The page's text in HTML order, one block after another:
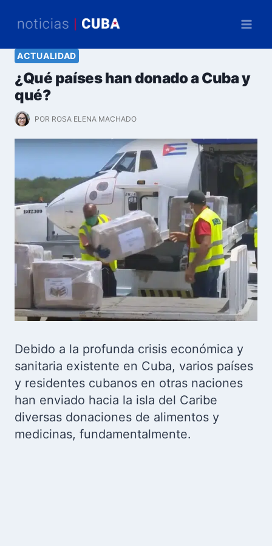
ACTUALIDAD
¿Qué países han donado a Cuba y
qué?
POR ROSA ELENA MACHADO
Debido a la profunda crisis económica y
sanitaria existente en Cuba, varios países
y residentes cubanos en otras naciones
han enviado hacia la isla del Caribe
diversas donaciones de alimentos y
medicinas, fundamentalmente.